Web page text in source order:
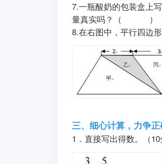
7.一瓶酸奶的包装盒上
量真实吗？
8.在右图中，平行四
三、细心计算，力争正
1．直接写出得数。（